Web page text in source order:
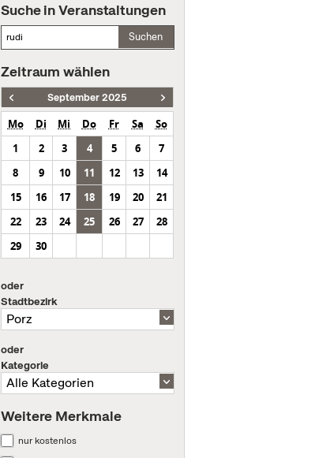
Suche in Veranstaltungen
Suchen
Zeitraum wählen
September 2025
Mo Di Mi Do Fr Sa
So
1
2 3 4 5 6
7
8
9 10 11 12 13
14
15
16 17 18 19 20
21
22
23 24 25 26 27
28
29
30
oder
Stadtbezirk
oder
Kategorie
Weitere Merkmale
nur kostenlos